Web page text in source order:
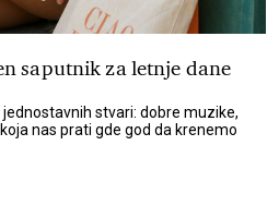
saputnik za letnje dane
stvari: dobre muzike,
nas prati gde god da krenemo